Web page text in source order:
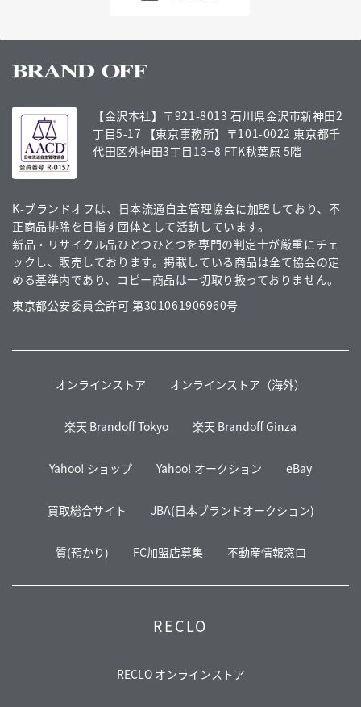
K-ブランドオフは、日本流通自主管理協会に加盟しており、不
正商品排除を目指す団体として活動しています。
新品・リサイクル品ひとつひとつを専門の判定士が厳重にチェ
ックし、販売しております。掲載している商品は全て協会の定
める基準内であり、コピー商品は一切取り扱っておりません。
東京都公安委員会許可 第301061906960号
【金沢本社】〒921-8013 石川県金沢市新神田2
丁目5-17
【東京事務所】〒101-0022 東京都千
代田区外神田3丁目13−8 FTK秋葉原 5階
オンラインストア オンラインストア（海外）
楽天 Brandoff Tokyo 楽天 Brandoff Ginza
Yahoo! ショップ Yahoo! オークション eBay
買取総合サイト JBA(日本ブランドオークション)
質(預かり) FC加盟店募集 不動産情報窓口
RECLO
RECLO オンラインストア